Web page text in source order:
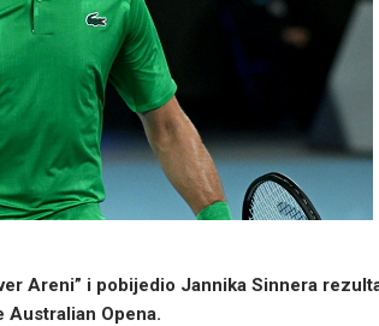
Areni” i pobijedio Jannika Sinnera
Australian Opena.